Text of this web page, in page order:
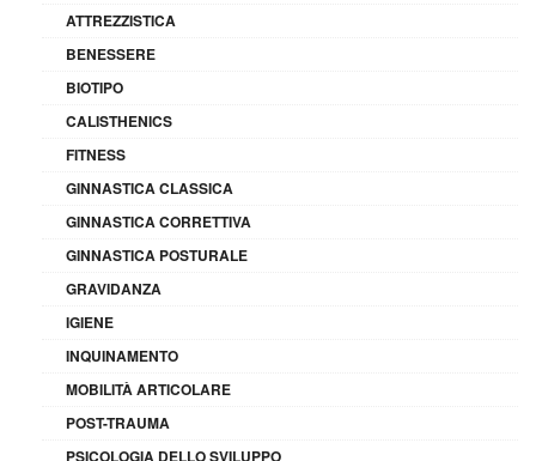
ATTREZZISTICA
BENESSERE
BIOTIPO
CALISTHENICS
FITNESS
GINNASTICA CLASSICA
GINNASTICA CORRETTIVA
GINNASTICA POSTURALE
GRAVIDANZA
IGIENE
INQUINAMENTO
MOBILITÀ ARTICOLARE
POST-TRAUMA
PSICOLOGIA DELLO SVILUPPO